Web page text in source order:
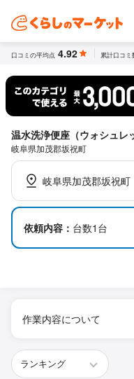
口コミの平均点 4.92 累計口コミ
温水洗浄便座（ウォシュレ
岐阜県加茂郡坂祝町
岐阜県加茂郡坂祝町
依頼内容： 台数1台
作業内容について